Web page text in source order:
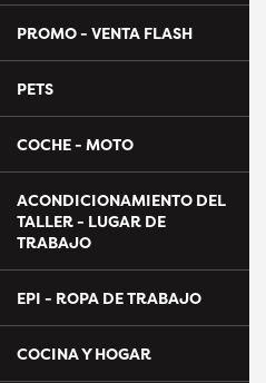
PROMO - VENTA FLASH
PETS
COCHE - MOTO
ACONDICIONAMIENTO DEL
TALLER - LUGAR DE
TRABAJO
EPI - ROPA DE TRABAJO
COCINA Y HOGAR